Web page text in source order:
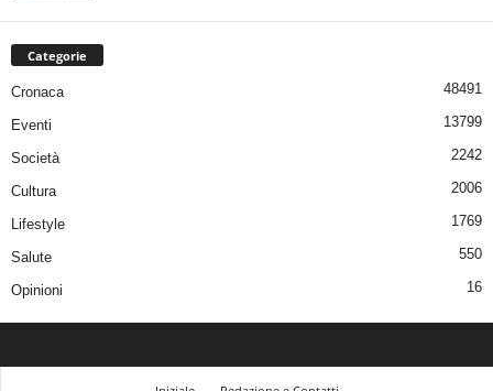
Categorie
Cronaca 48491
Eventi 13799
Società 2242
Cultura 2006
Lifestyle 1769
Salute 550
Opinioni 16